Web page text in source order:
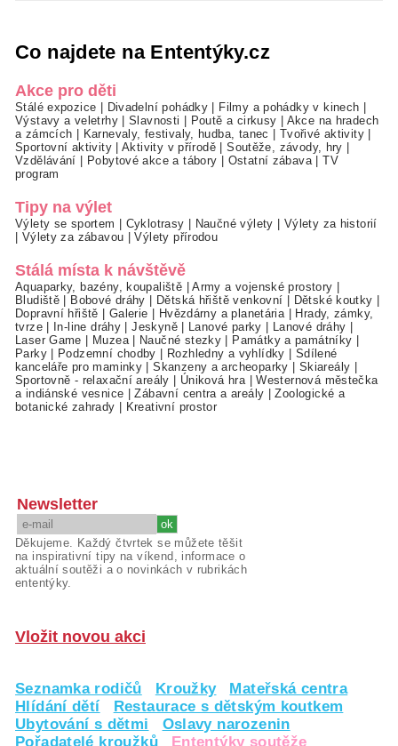
Co najdete na Ententýky.cz
Akce pro děti
Stálé expozice Divadelní pohádky Filmy a pohádky v kinech
Výstavy a veletrhy|Slavnosti Poutě a cirkusy
Akce na hradech
a zámcích
Karnevaly, festivaly, hudba, tanec Tvořivé aktivity
Sportovní aktivity|Aktivity v přírodě |Soutěže, závody, hry
Vzdělávání
Pobytové akce a tábory Ostatní zábava|TV
program
Tipy na výlet
Výlety se sportem Cyklotrasy Naučné výlety
Výlety za historií
Výlety za zábavou |Výlety přírodou
Stálá místa k návštěvě
Aquaparky, bazény, koupaliště |Army a vojenské prostory
Bludiště
Bobové dráhy Dětská hřiště venkovní Dětské koutky
Dopravní hřiště
Galerie Hvězdárny a planetária|
Hrady, zámky,
tvrze| In-line dráhy |Jeskyně| Lanové parky Lanové dráhy
Laser Game
Muzea| Naučné stezky Památky a památníky
Parky| Podzemní chodby Rozhledny a vyhlídky
Sdílené
kanceláře pro maminky |Skanzeny a archeoparky Skiareály
Sportovně - relaxační areály
Úniková hra|Westernová městečka
a indiánské vesnice |Zábavní centra a areály |Zoologické a
botanické zahrady
Kreativní prostor
Newsletter
Děkujeme. Každý čtvrtek se můžete těšit
na inspirativní tipy na víkend, informace o
aktuální soutěži a o novinkách v rubrikách
ententýky.
Vložit novou akci
Seznamka rodičů Kroužky
Mateřská centra
Hlídání dětí
Restaurace s dětským koutkem
Ubytování s dětmi
Oslavy narozenin
Pořadatelé kroužků
Ententýky soutěže